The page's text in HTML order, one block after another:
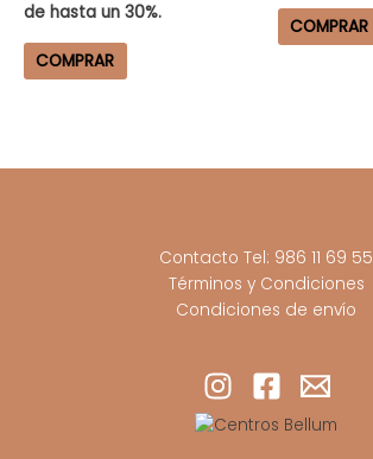
de hasta un 30%.
COMPRAR
COMPRAR
Contacto Tel: 986 11 69 55
Términos y Condiciones
Condiciones de envío